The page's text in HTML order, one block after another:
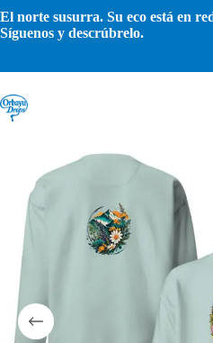
al
contenido
El norte susurra. Su eco está en
Síguenos y descrúbrelo.